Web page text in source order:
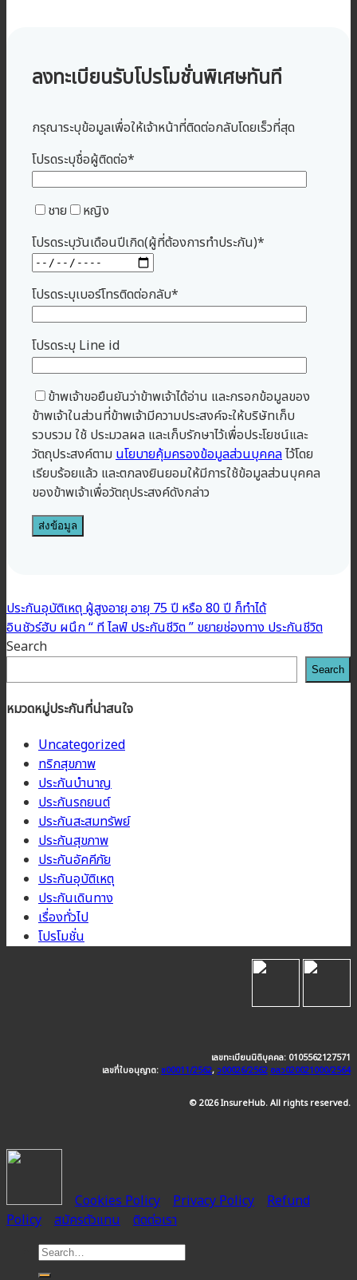
ลงทะเบียนรับโปรโมชั่นพิเศษทันที
กรุณาระบุข้อมูลเพื่อให้เจ้าหน้าที่ติดต่อกลับโดยเร็วที่สุด
โปรดระบุชื่อผู้ติดต่อ*
ชาย
หญิง
โปรดระบุวันเดือนปีเกิด(ผู้ที่ต้องการทำประกัน)*
โปรดระบุเบอร์โทรติดต่อกลับ*
โปรดระบุ Line id
ข้าพเจ้าขอยืนยันว่าข้าพเจ้าได้อ่าน และกรอกข้อมูลของ
ข้าพเจ้าในส่วนที่ข้าพเจ้ามีความประสงค์จะให้บริษัทเก็บ
รวบรวม ใช้ ประมวลผล และเก็บรักษาไว้เพื่อประโยชน์และ
วัตถุประสงค์ตาม นโยบายคุ้มครองข้อมูลส่วนบุคคลไว้โดย
เรียบร้อยแล้ว และตกลงยินยอมให้มีการใช้ข้อมูลส่วนบุคคล
ของข้าพเจ้าเพื่อวัตถุประสงค์ดังกล่าว
ประกันอุบัติเหตุ ผู้สูงอายุ อายุ 75 ปี หรือ 80 ปี ก็ทำได้
อินชัวร์ฮับ ผนึก “ ที ไลฟ์ ประกันชีวิต ” ขยายช่องทาง ประกันชีวิต
Search
Search
หมวดหมู่ประกันที่น่าสนใจ
Uncategorized
ทริกสุขภาพ
ประกันบำนาญ
ประกันรถยนต์
ประกันสะสมทรัพย์
ประกันสุขภาพ
ประกันอัคคีภัย
ประกันอุบัติเหตุ
ประกันเดินทาง
เรื่องทั่วไป
โปรโมชั่น
เลขทะเบียนนิติบุคคล: 0105562127571
เลขที่ใบอนุญาต:ช00011/2562,ว00026/2562อลว020021000/2564
© 2026 InsureHub. All rights reserved.
Cookies Policy Privacy Policy
Refund
Policy
สมัครตัวแทน ติดต่อเรา